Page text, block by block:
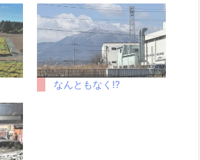
なんともなく!?